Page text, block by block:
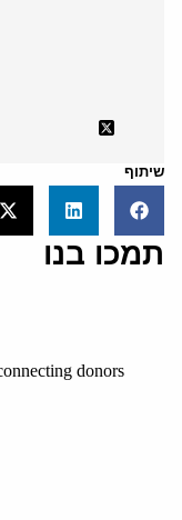
שיתוף
תמכו בנו